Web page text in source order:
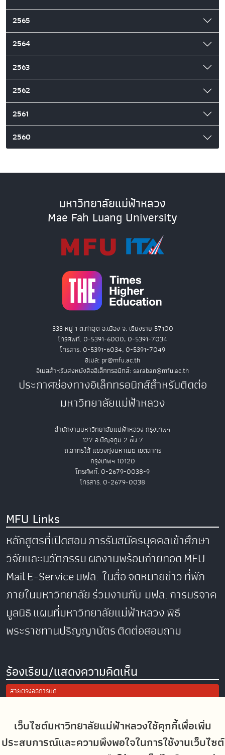
เว็บไซต์มหาวิทยาลัยแม่ฟ้าหลวงใช้คุกกี้เพื่อเพิ่ม
ประสบการณ์และความพึงพอใจในการใช้งานเว็บไซต์
2565
2564
2563
2562
2561
2560
มหาวิทยาลัยแม่ฟ้าหลวง
Mae Fah Luang University
333 หมู่ 1 ต.ท่าสุด อ.เมือง จ. เชียงราย 57100
โทรศัพท์. 0-5391-6000, 0-5391-7034
โทรสาร. 0-5391-6034, 0-5391-7049
อีเมล: pr@mfu.ac.th
อีเมลสำหรับส่งหนังสืออิเล็กทรอนิกส์: saraban@mfu.ac.th
ประกาศช่องทางอิเล็กทรอนิกส์สำหรับติดต่อ
มหาวิทยาลัยแม่ฟ้าหลวง
สำนักงานมหาวิทยาลัยแม่ฟ้าหลวง กรุงเทพฯ
127 อ.ปัญจภูมิ 2 ชั้น 7
ถ.สาทรใต้ แขวงทุ่งมหาเมฆ เขตสาทร
กรุงเทพฯ 10120
โทรศัพท์. 0-2679-0038-9
โทรสาร. 0-2679-0038
MFU Links
หลักสูตรที่เปิดสอนการรับสมัครบุคคลเข้าศึกษา
วิจัยและนวัตกรรมผลงานพร้อมถ่ายทอดMFU
MailE-Serviceมฟล. ในสื่อจดหมายข่าวที่พัก
ภายในมหาวิทยาลัยร่วมงานกับ มฟล.การบริจาค
มูลนิธิแผนที่มหาวิทยาลัยแม่ฟ้าหลวงพิธี
พระราชทานปริญญาบัตรติดต่อสอบถาม
ร้องเรียน/แสดงความคิดเห็น
สายตรงอธิการบดี
ประเมินความพึงพอใจในการใช้งานเว็บไซต์ มฟล.
Site Map